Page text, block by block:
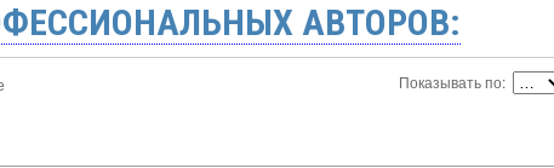
АВТОРОВ:
Показывать по: